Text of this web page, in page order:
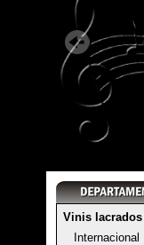
Vinis lacrados
Internacional